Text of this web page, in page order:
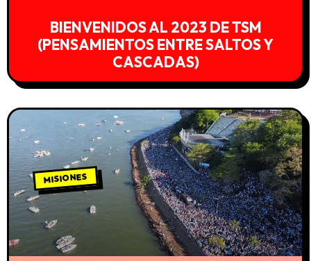
BIENVENIDOS AL 2023 DE TSM
(PENSAMIENTOS ENTRE SALTOS Y
CASCADAS)
MISIONES